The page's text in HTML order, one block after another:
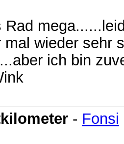
Rad
mal wieder sehr
ich bin
- Fonsi